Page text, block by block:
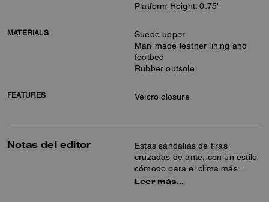
Platform Height: 0.75"
MATERIALS
Suede upper
Man-made leather lining and
footbed
Rubber outsole
FEATURES Velcro closure
Notas del editor
Estas sandalias de tiras
cruzadas de ante, con un estilo
cómodo para el clima más
cálido, están diseñadas con una
Leer más…